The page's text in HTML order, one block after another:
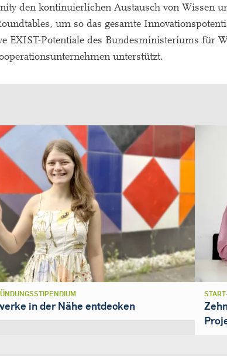
den kontinuierlichen Austausch von Wissen
um so das gesamte
EXIST-Potentiale des Bundesministeriums für
unterstützt.
in der Nähe entdecken